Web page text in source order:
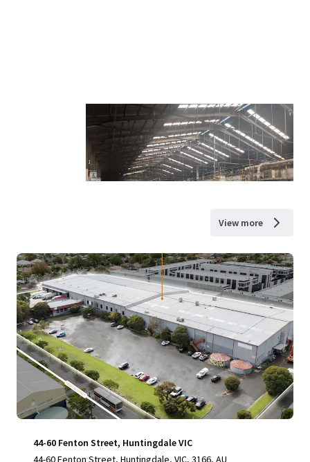
View more
44-60 Fenton Street, Huntingdale VIC
44-60 Fenton Street, Huntingdale, VIC, 3166, AU